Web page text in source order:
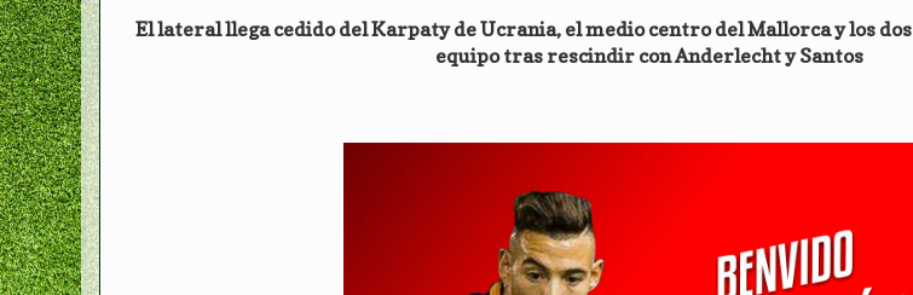
El lateral llega cedido del Karpaty de Ucrania, el medio centro del Mallorca y los
equipo tras rescindir con Anderlecht y Santos